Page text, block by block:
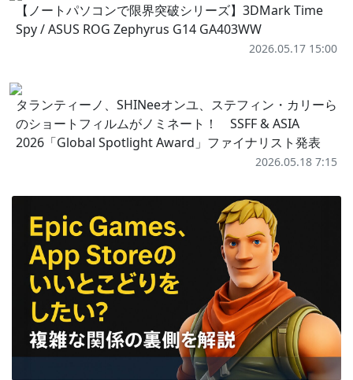
【ノートパソコンで限界突破シリーズ】3DMark Time
Spy / ASUS ROG Zephyrus G14 GA403WW
2026.05.17 15:00
タランティーノ、SHINeeオンユ、ステフィン・カリーら
のショートフィルムがノミネート！ SSFF & ASIA
2026「Global Spotlight Award」ファイナリスト発表
2026.05.18 7:15